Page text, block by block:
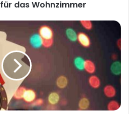
das Wohnzimmer